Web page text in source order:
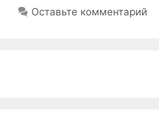
Оставьте комментарий